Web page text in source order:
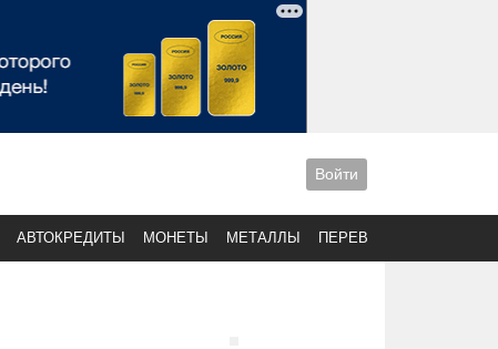
Войти
АВТОКРЕДИТЫ МОНЕТЫ МЕТАЛЛЫ ПЕРЕВОДЫ